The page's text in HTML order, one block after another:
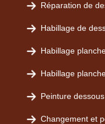
Réparation de
Habillage de
Habillage
Habillage
Peinture
Changement et